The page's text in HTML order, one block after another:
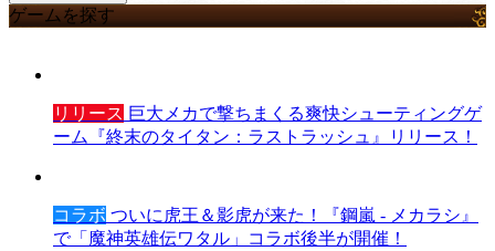
ゲームを探す
リリース 巨大メカで撃ちまくる爽快シューティングゲ
ーム『終末のタイタン：ラストラッシュ』リリース！
コラボ ついに虎王＆影虎が来た！『鋼嵐 - メカラシ』
で「魔神英雄伝ワタル」コラボ後半が開催！